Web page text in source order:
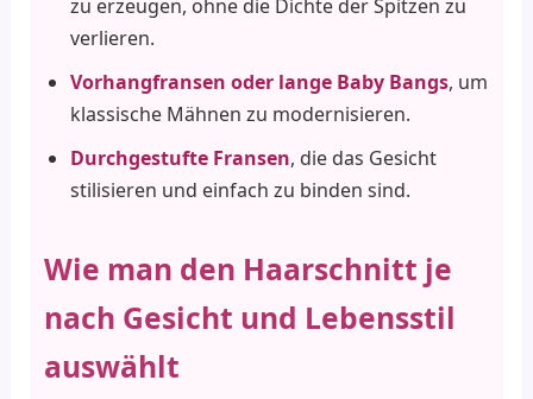
zu erzeugen, ohne die Dichte der Spitzen zu
verlieren.
Vorhangfransen oder lange Baby Bangs, um
klassische Mähnen zu modernisieren.
Durchgestufte Fransen, die das Gesicht
stilisieren und einfach zu binden sind.
Wie man den Haarschnitt je
nach Gesicht und Lebensstil
auswählt